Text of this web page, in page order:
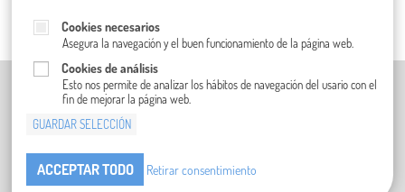
PIE DE IMPRENTA (EN ALEMÁN)
POLÍTICA DE PRIVACIDAD (EN INGLÉS)
CONDICIONES GENERALES
CONTACTO
Cookies necesarios
Asegura la navegación y el buen funcionamiento de la página web.
Cookies de análisis
Esto nos permite de analizar los hábitos de navegación del usario con el
fin de mejorar la página web.
GUARDAR SELECCIÓN
ACCEPTAR TODO Retirar consentimiento